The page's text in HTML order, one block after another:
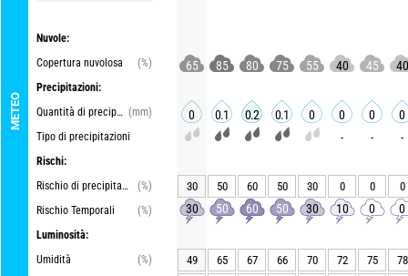
METEO
Nuvole:
Copertura nuvolosa
(%)
Precipitazioni:
Quantità di precipitazioni (mm)
Tipo di precipitazioni
Rischi:
Rischio di precipitazioni
(%)
Rischio Temporali
(%)
Luminosità:
Umidità
(%)
65 85 80 75 55 40 45 40
0 0.1 0.2 0.1 0 0 0 0
- - -
30 50 60 50 30 0 0 0
30 50 60 50 30 10 0 0
49 65 67 66 70 72 75
78